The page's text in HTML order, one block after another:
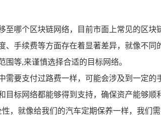
至哪个区块链网络，目前市面上常见的区
手续费等方面存在着显著差异，就像不
等,来谨慎选择合适的目标网络。
需要支付过路费一样，可能会涉及到一定
标网络都能够得到支持，确保资产能够顺利
，就像给我们的汽车定期保养一样，我